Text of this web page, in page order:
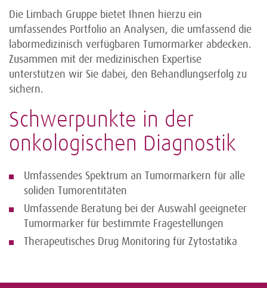
Die Limbach Gruppe bietet Ihnen hierzu ein
umfassendes Portfolio an Analysen, die umfassend die
labormedizinisch verfügbaren Tumormarker abdecken.
Zusammen mit der medizinischen Expertise
unterstützen wir Sie dabei, den Behandlungserfolg zu
sichern.
Schwerpunkte in der
onkologischen Diagnostik
Umfassendes Spektrum an Tumormarkern für alle
soliden Tumorentitäten
Umfassende Beratung bei der Auswahl geeigneter
Tumormarker für bestimmte Fragestellungen
Therapeutisches Drug Monitoring für Zytostatika